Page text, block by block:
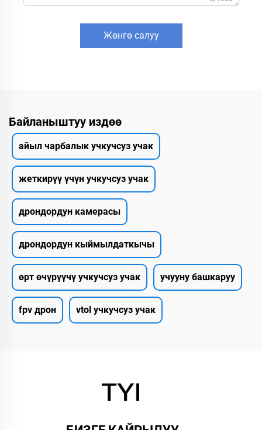
Жөнгө салуу
Байланыштуу издөө
айыл чарбалык учкучсуз учак
жеткирүү үчүн учкучсуз учак
дрондордун камерасы
дрондордун кыймылдаткычы
өрт өчүрүүчү учкучсуз учак учууну башкаруу
fpv дрон vtol учкучсуз учак